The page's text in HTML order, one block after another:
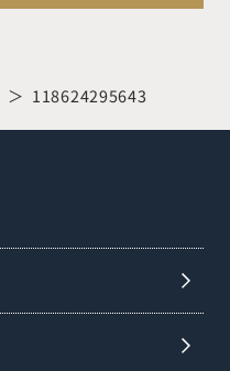
118624295643